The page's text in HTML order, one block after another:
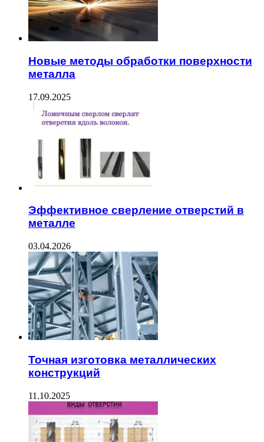
Новые методы обработки поверхности
металла
17.09.2025
Эффективное сверление отверстий в
металле
03.04.2026
Точная изготовка металлических
конструкций
11.10.2025